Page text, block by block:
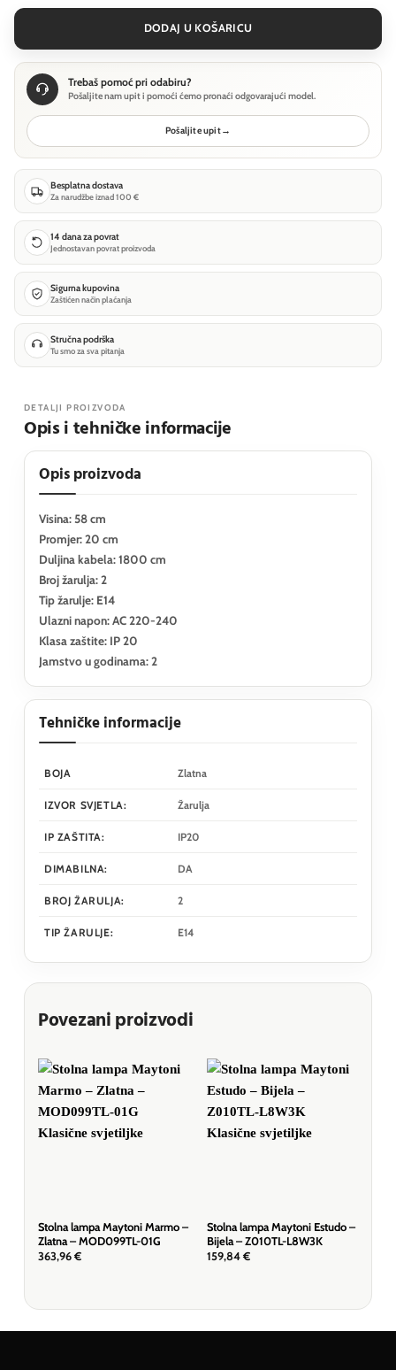
DODAJ U KOŠARICU
Trebaš pomoć pri odabiru?
Pošaljite nam upit i pomoći ćemo pronaći odgovarajući model.
Pošaljite upit→
Besplatna dostava
Za narudžbe iznad 100 €
14 dana za povrat
Jednostavan povrat proizvoda
Sigurna kupovina
Zaštićen način plaćanja
Stručna podrška
Tu smo za sva pitanja
DETALJI PROIZVODA
Opis i tehničke informacije
Opis proizvoda
Visina: 58 cm
Promjer: 20 cm
Duljina kabela: 1800 cm
Broj žarulja: 2
Tip žarulje: E14
Ulazni napon: AC 220-240
Klasa zaštite: IP 20
Jamstvo u godinama: 2
Tehničke informacije
BOJA Zlatna
IZVOR SVJETLA: Žarulja
IP ZAŠTITA: IP20
DIMABILNA: DA
BROJ ŽARULJA: 2
TIP ŽARULJE: E14
Povezani proizvodi
Stolna lampa Maytoni Marmo –
Zlatna – MOD099TL-01G
363,96 €
Stolna lampa Maytoni Estudo –
Bijela – Z010TL-L8W3K
159,84 €